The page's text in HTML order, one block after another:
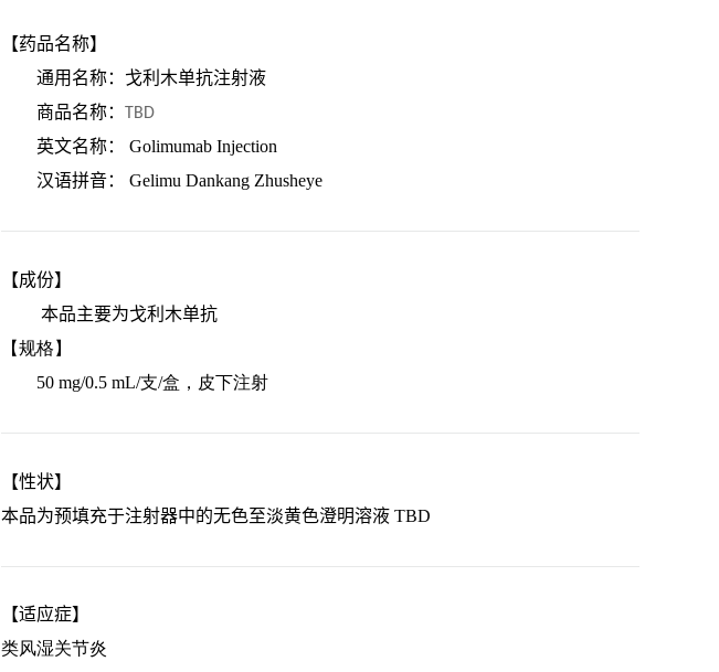
【药品名称】
通用名称： 戈利木单抗注射液
商品名称：
TBD
英文名称： Golimumab Injection
汉语拼音： Gelimu Dankang Zhusheye
【成份】
本品主要为戈利木单抗
【规格】
50 mg/0.5 mL/支/盒，皮下注射
【性状】
本品为预填充于注射器中的无色至淡黄色澄明溶液 TBD
【适应症】
类风湿关节炎